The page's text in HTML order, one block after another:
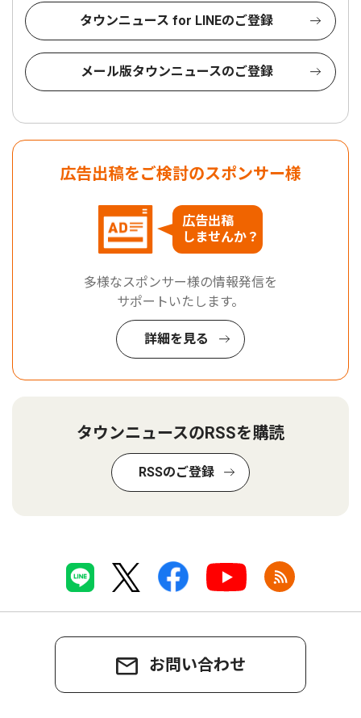
タウンニュース for LINEのご登録
メール版タウンニュースのご登録
広告出稿をご検討のスポンサー様
広告出稿
しませんか？
多様なスポンサー様の情報発信を
サポートいたします。
詳細を見る
タウンニュースのRSSを購読
RSSのご登録
お問い合わせ